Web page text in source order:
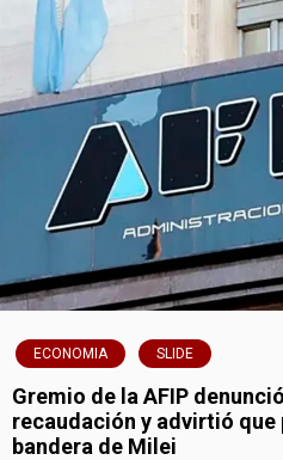
ECONOMIA SLIDE
Gremio de la AFIP
recaudación y advirtió que
bandera de Milei